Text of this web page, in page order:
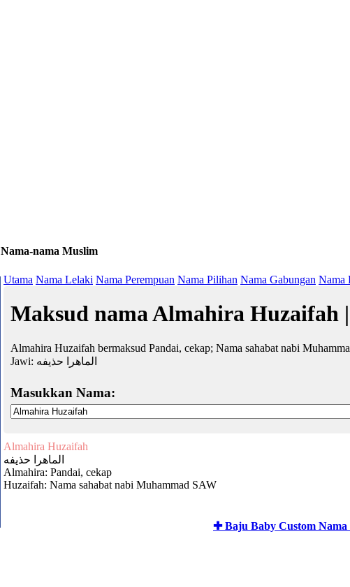
Nama-nama Muslim
Utama Nama Lelaki Nama Perempuan Nama Pilihan Nama Gabungan Nama
Maksud nama Almahira Huzaifah
Almahira Huzaifah bermaksud Pandai, cekap; Nama sahabat nabi
Jawi: الماهرا حذيفه
Masukkan Nama:
Almahira Huzaifah
الماهرا حذيفه
Almahira: Pandai, cekap
Huzaifah: Nama sahabat nabi Muhammad SAW
✚ Baju Baby Custom